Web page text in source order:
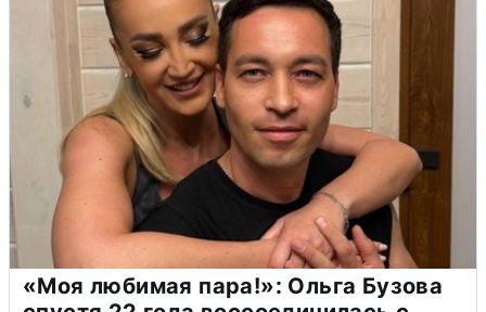
«Моя любимая пара!»: Ольга Бузова